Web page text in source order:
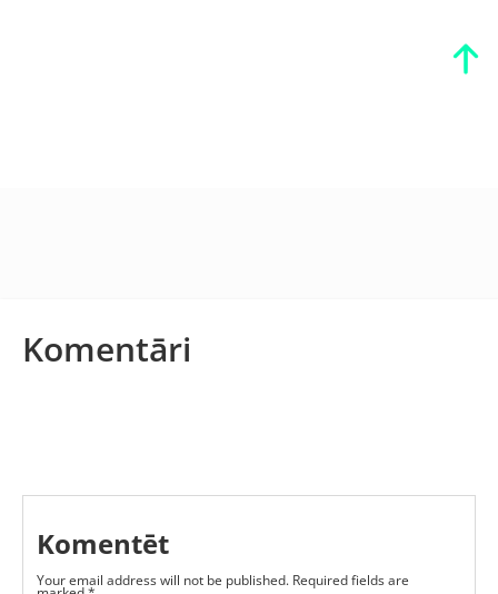
Komentāri
Komentēt
Your email address will not be published. Required fields are